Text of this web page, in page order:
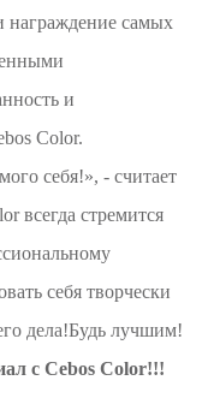
награждение самых
и
Color.
себя!», - считает
всегда стремится
себя творчески
дела!Будь лучшим!
с Cebos Color!!!